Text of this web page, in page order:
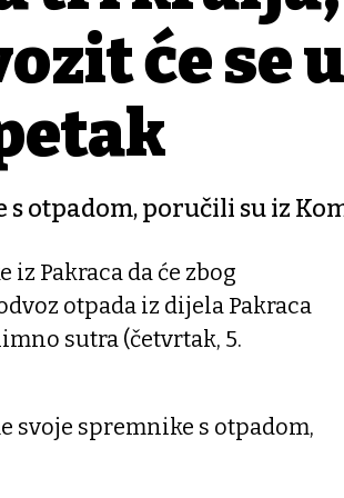
će se u
otpadom, poručili su iz
Pakraca da će zbog
otpada iz dijela Pakraca
sutra (četvrtak, 5.
svoje spremnike s otpadom,